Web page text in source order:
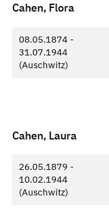
Cahen, Flora
08.05.1874 -
31.07.1944
(Auschwitz)
Cahen, Laura
26.05.1879 -
10.02.1944
(Auschwitz)